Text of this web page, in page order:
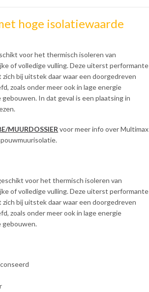
hoge isolatiewaarde
voor het thermisch isoleren van
of volledige vulling. Deze uiterst performante
bij uitstek daar waar een doorgedreven
zoals onder meer ook in lage energie
In dat geval is een plaatsing in
MUURDOSSIER voor meer info over Multimax
voor het thermisch isoleren van
of volledige vulling. Deze uiterst performante
bij uitstek daar waar een doorgedreven
zoals onder meer ook in lage energie
gebouwen.